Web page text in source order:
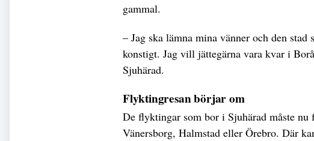
gammal.
– Jag ska lämna mina vänner och den
konstigt. Jag vill jättegärna vara kvar i
Sjuhärad.
Flyktingresan börjar om
De flyktingar som bor i Sjuhärad måste
Vänersborg, Halmstad eller Örebro. Där